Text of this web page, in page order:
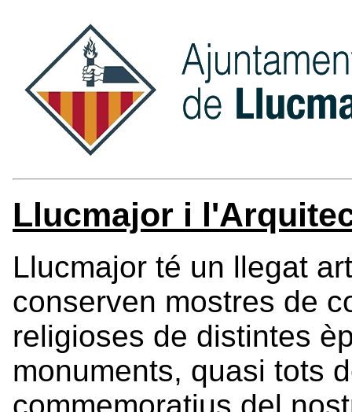
Llucmajor i
Llucmajor té un llegat
conserven mostres de
religioses de distintes
monuments, quasi tots
commemoratius del